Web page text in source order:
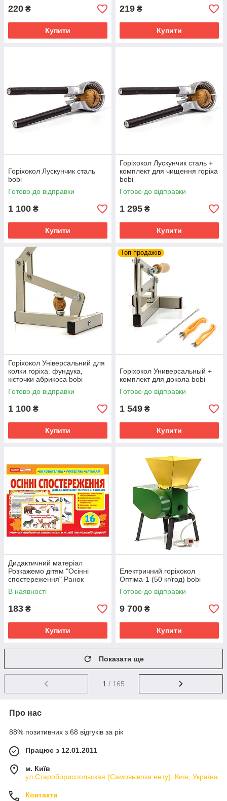
220 ₴
Купити
219 ₴
Купити
Горіхокол Лускунчик сталь
bobi
Готово до відправки
1 100 ₴
Купити
Горіхокол Лускунчик сталь +
комплект для чищення горіха
bobi
Готово до відправки
1 295 ₴
Купити
Горіхокол Універсальний для
колки горіха. фундука,
кісточки абрикоса bobi
Готово до відправки
1 100 ₴
Купити
Топ продажів
Горіхокол Универсальный +
комплект для докола bobi
Готово до відправки
1 549 ₴
Купити
Дидактичний матеріал
Розкажемо дітям "Осінні
спостереження" Ранок
10107187У, 16 карток
В наявності
183 ₴
Купити
Електричний горіхокол
Оптіма-1 (50 кг/год) bobi
Готово до відправки
9 700 ₴
Купити
Показати ще
1 / 165
Про нас
88% позитивних з 68 відгуків за рік
Працює з 12.01.2011
м. Київ
ул.Старобориспольская (Самовывоза нету), Київ, Україна
Контакти